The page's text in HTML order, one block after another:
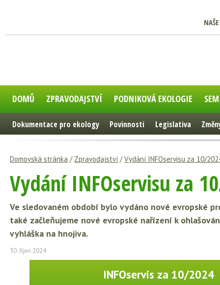
DOMŮ ZPRAVODAJSTVÍ PODNIKOVÁ EKOLOGIE
Dokumentace pro ekology Povinnosti Legislativa
Domovská stránka / Zpravodajství /Vydání INFOservisu za 10/
Vydání INFOservisu za
Ve sledovaném období bylo vydáno nové evropské
také začleňujeme nové evropské nařízení k
vyhláška na hnojiva.
30. říjen 2024
INFOservis za 10/2024